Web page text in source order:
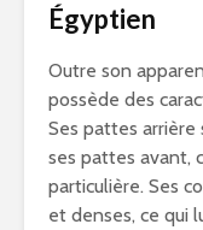
Égyptien
Outre son
possède des
Ses pattes
ses pattes avant,
particulière. Ses
et denses, ce qui